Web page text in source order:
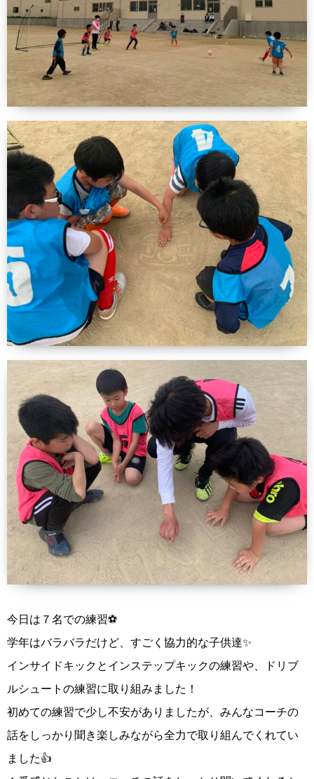
今日は７名での練習⚽️
学年はバラバラだけど、すごく協力的な子供達✨
インサイドキックとインステップキックの練習や、ドリブ
ルシュートの練習に取り組みました！
初めての練習で少し不安がありましたが、みんなコーチの
話をしっかり聞き楽しみながら全力で取り組んでくれてい
ました👍